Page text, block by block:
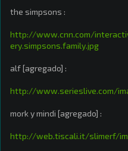
the simpsons :
http://www.cnn.com/
ery.simpsons.family.jpg
alf [agregado] :
http://www.serieslive.com/
mork y mindi [agregado] :
http://web.tiscali.it/slimerf/